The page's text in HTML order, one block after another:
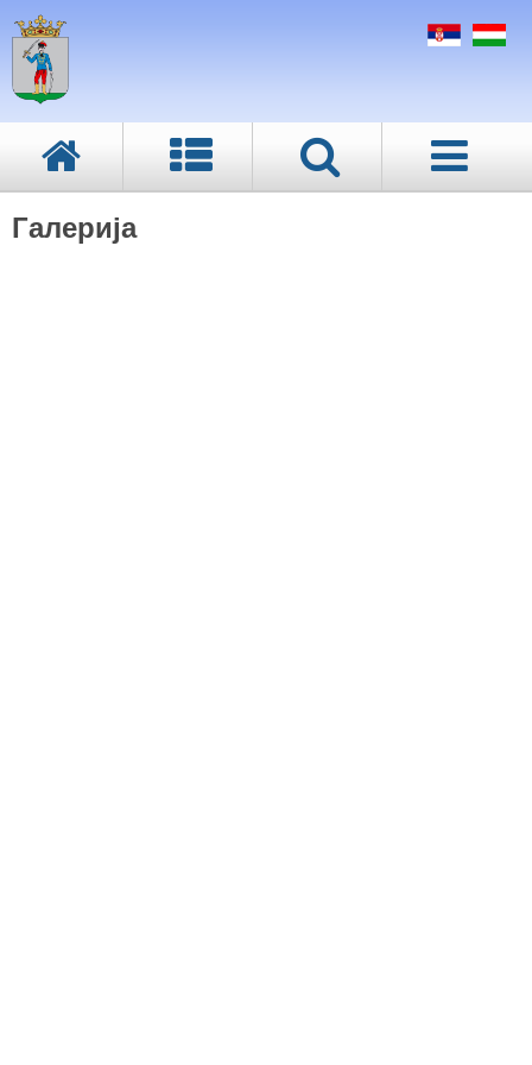
Галерија